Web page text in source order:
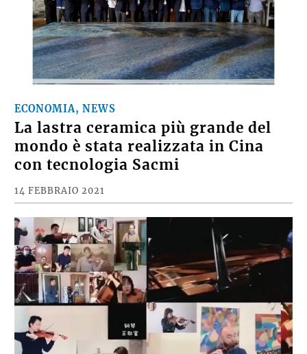
ECONOMIA, NEWS
La lastra ceramica più grande del
mondo è stata realizzata in Cina
con tecnologia Sacmi
14 FEBBRAIO 2021